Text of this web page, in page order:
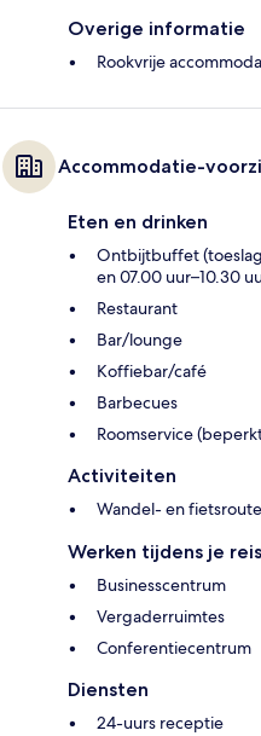
Overige informatie
Rookvrije
Accommodatie-
Eten en drinken
Ontbijtbuffet
en 07.00 uur–10.30
Restaurant
Bar/lounge
Koffiebar/café
Barbecues
Roomservice
Activiteiten
Wandel- en
Werken tijdens je reis
Businesscentrum
Vergaderruimtes
Conferentiecentrum
Diensten
24-uurs receptie